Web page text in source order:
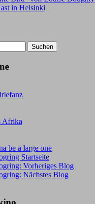
in Helsinki
Afrika
be a large one
Startseite
Vorheriges Blog
Nächstes Blog